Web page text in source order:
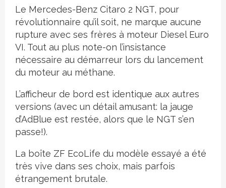
Le Mercedes-Benz Citaro 2 NGT, pour
révolutionnaire qu’il soit, ne marque aucune
rupture avec ses frères à moteur Diesel Euro
VI. Tout au plus note-on l’insistance
nécessaire au démarreur lors du lancement
du moteur au méthane.
L’afficheur de bord est identique aux autres
versions (avec un détail amusant: la jauge
d’AdBlue est restée, alors que le NGT s’en
passe!).
La boîte ZF EcoLife du modèle essayé a été
très vive dans ses choix, mais parfois
étrangement brutale.